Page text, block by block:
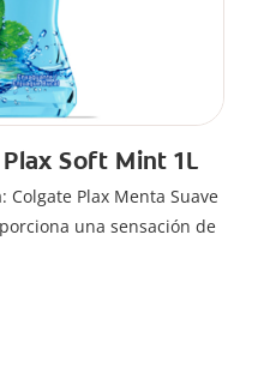
Soft Mint 1L
Plax Menta Suave
una sensación de